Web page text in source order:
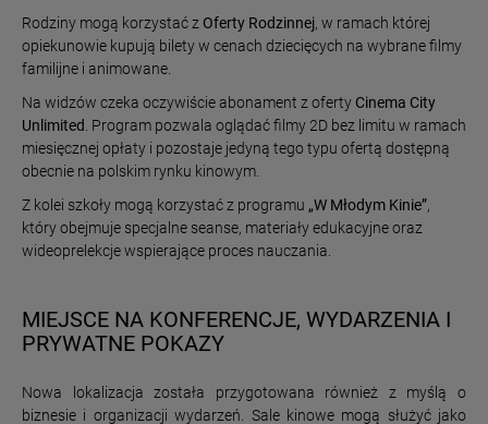
Rodziny mogą korzystać z Oferty Rodzinnej, w ramach której
opiekunowie kupują bilety w cenach dziecięcych na wybrane filmy
familijne i animowane.
Na widzów czeka oczywiście abonament z oferty Cinema City
Unlimited. Program pozwala oglądać filmy 2D bez limitu w ramach
miesięcznej opłaty i pozostaje jedyną tego typu ofertą dostępną
obecnie na polskim rynku kinowym.
Z kolei szkoły mogą korzystać z programu „W Młodym Kinie”,
który obejmuje specjalne seanse, materiały edukacyjne oraz
wideoprelekcje wspierające proces nauczania.
MIEJSCE NA KONFERENCJE, WYDARZENIA I
PRYWATNE POKAZY
Nowa lokalizacja została przygotowana również z myślą o
biznesie i organizacji wydarzeń. Sale kinowe mogą służyć jako